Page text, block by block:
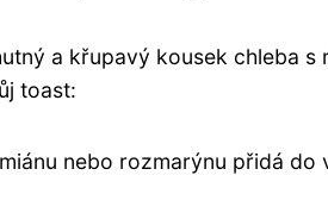
a křupavý kousek chleba s
toast:
nebo rozmarýnu přidá do